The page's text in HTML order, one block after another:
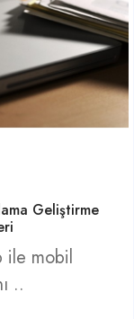
Geliştirme
ile mobil
..